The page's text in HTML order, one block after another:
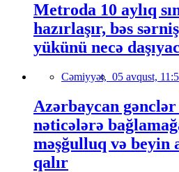
Metroda 10 aylıq
hazırlaşır, bəs
yükünü necə
Cəmiyyət, 05 avqust,
Azərbaycan
nəticələrə
məşğulluq və beyin
qalır